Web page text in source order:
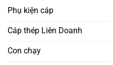
Phụ kiện cáp
Cáp thép Liên Doanh
Con chạy